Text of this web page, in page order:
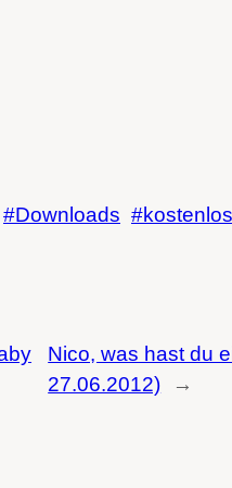
Downloads kostenlos
Nico, was hast du
27.06.2012)
→